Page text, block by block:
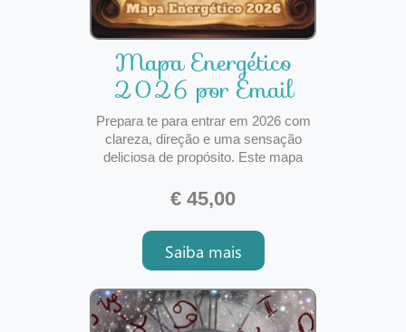
Mapa Energético
2026 por Email
Prepara te para entrar em 2026 com
clareza, direção e uma sensação
deliciosa de propósito. Este mapa
É um guia pessoal para o teu ano,
desenhado para te ajudar a navegar
cada fase com confiança, intuição e
visão.Recebes uma leitura completa
enviada por email em
€ 45,00
Saiba mais